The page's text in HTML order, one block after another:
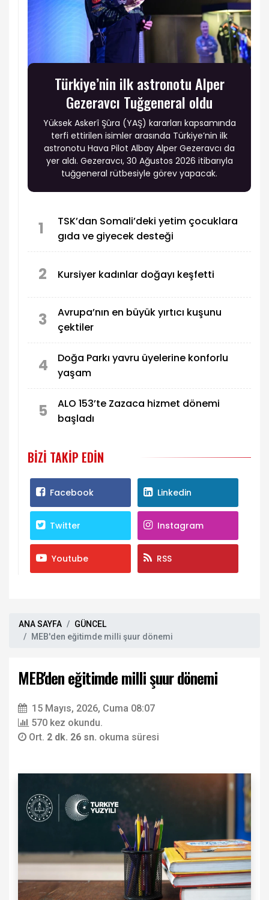
Türkiye’nin ilk astronotu Alper
Gezeravcı Tuğgeneral oldu
Yüksek Askerî Şûra (YAŞ) kararları kapsamında
terfi ettirilen isimler arasında Türkiye’nin ilk
astronotu Hava Pilot Albay Alper Gezeravcı da
yer aldı. Gezeravcı, 30 Ağustos 2026 itibarıyla
tuğgeneral rütbesiyle görev yapacak.
1
TSK’dan Somali’deki yetim çocuklara
gıda ve giyecek desteği
2 Kursiyer kadınlar doğayı keşfetti
3
Avrupa’nın en büyük yırtıcı kuşunu
çektiler
4
Doğa Parkı yavru üyelerine konforlu
yaşam
5
ALO 153’te Zazaca hizmet dönemi
başladı
BIZI TAKIP EDIN
Facebook Linkedin
Twitter Instagram
Youtube RSS
ANA SAYFA
GÜNCEL
MEB'den eğitimde milli şuur dönemi
MEB'den eğitimde milli şuur dönemi
15 Mayıs, 2026, Cuma 08:07
570 kez okundu.
Ort. 2 dk. 26 sn. okuma süresi